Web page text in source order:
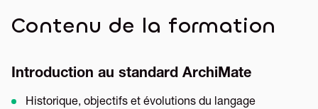
Contenu de la formation
Introduction au standard ArchiMate
Historique, objectifs et évolutions du langage